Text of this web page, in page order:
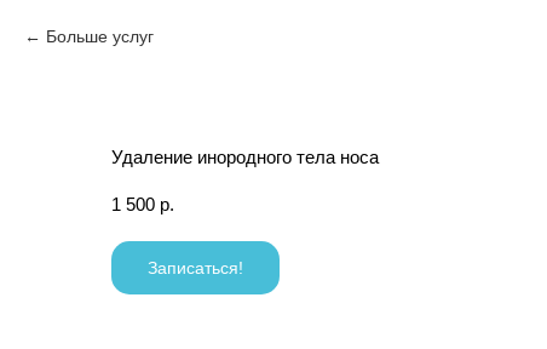
Больше услуг
Удаление инородного тела носа
1 500 р.
Записаться!